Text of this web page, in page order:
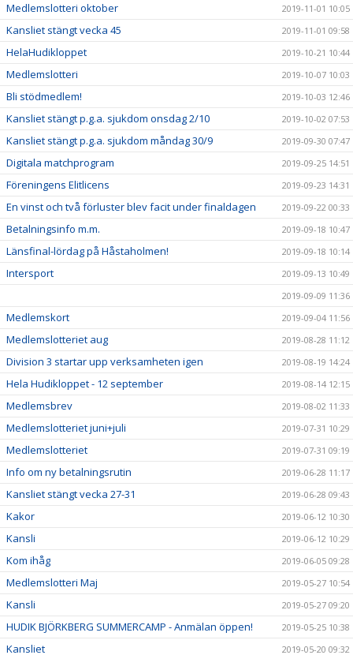
Medlemslotteri oktober 2019-11-01 10:05
Kansliet stängt vecka 45 2019-11-01 09:58
HelaHudikloppet 2019-10-21 10:44
Medlemslotteri 2019-10-07 10:03
Bli stödmedlem! 2019-10-03 12:46
Kansliet stängt p.g.a. sjukdom onsdag 2/10 2019-10-02 07:53
Kansliet stängt p.g.a. sjukdom måndag 30/9 2019-09-30 07:47
Digitala matchprogram 2019-09-25 14:51
Föreningens Elitlicens 2019-09-23 14:31
En vinst och två förluster blev facit under finaldagen 2019-09-22 00:33
Betalningsinfo m.m. 2019-09-18 10:47
Länsfinal-lördag på Håstaholmen! 2019-09-18 10:14
Intersport
2019-09-13 10:49
2019-09-09 11:36
Medlemskort 2019-09-04 11:56
Medlemslotteriet aug 2019-08-28 11:12
Division 3 startar upp verksamheten igen 2019-08-19 14:24
Hela Hudikloppet - 12 september 2019-08-14 12:15
Medlemsbrev 2019-08-02 11:33
Medlemslotteriet juni+juli 2019-07-31 10:29
Medlemslotteriet 2019-07-31 09:19
Info om ny betalningsrutin 2019-06-28 11:17
Kansliet stängt vecka 27-31 2019-06-28 09:43
Kakor 2019-06-12 10:30
Kansli 2019-06-12 10:29
Kom ihåg 2019-06-05 09:28
Medlemslotteri Maj 2019-05-27 10:54
Kansli 2019-05-27 09:20
HUDIK BJÖRKBERG SUMMERCAMP - Anmälan öppen! 2019-05-25 10:38
Kansliet 2019-05-20 09:32